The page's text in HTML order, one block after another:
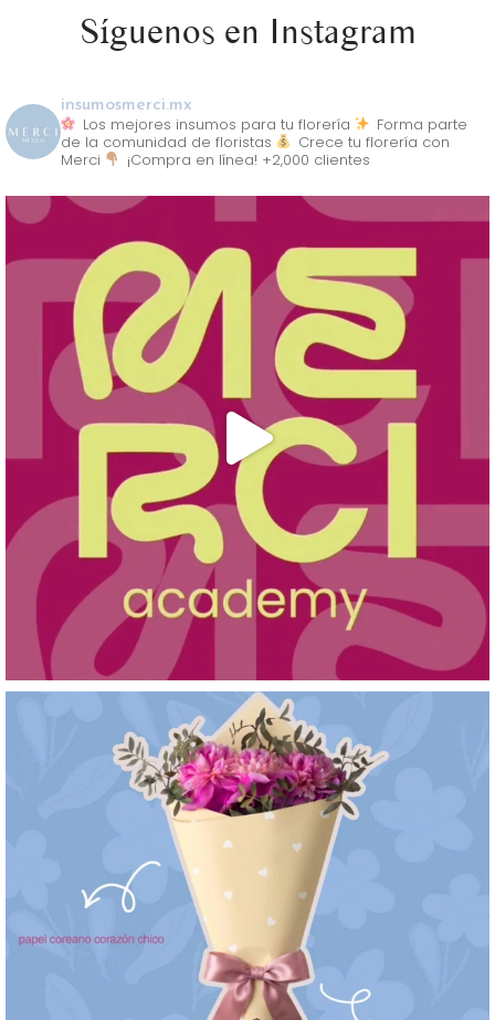
Síguenos en Instagram
insumosmerci.mx
Los mejores insumos para tu florería
Forma parte
de la comunidad de floristas
Crece tu florería con
Merci
¡Compra en línea! +2,000 clientes